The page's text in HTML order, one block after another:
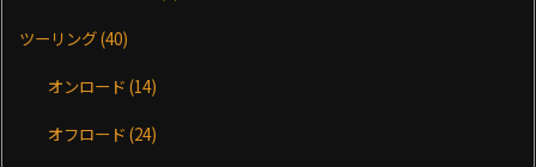
ツーリング(40)
オンロード(14)
オフロード(24)